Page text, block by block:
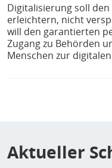
Digitalisierung soll
erleichtern, nicht
will den garantierten
Zugang zu Behörden
Menschen zur
Aktueller